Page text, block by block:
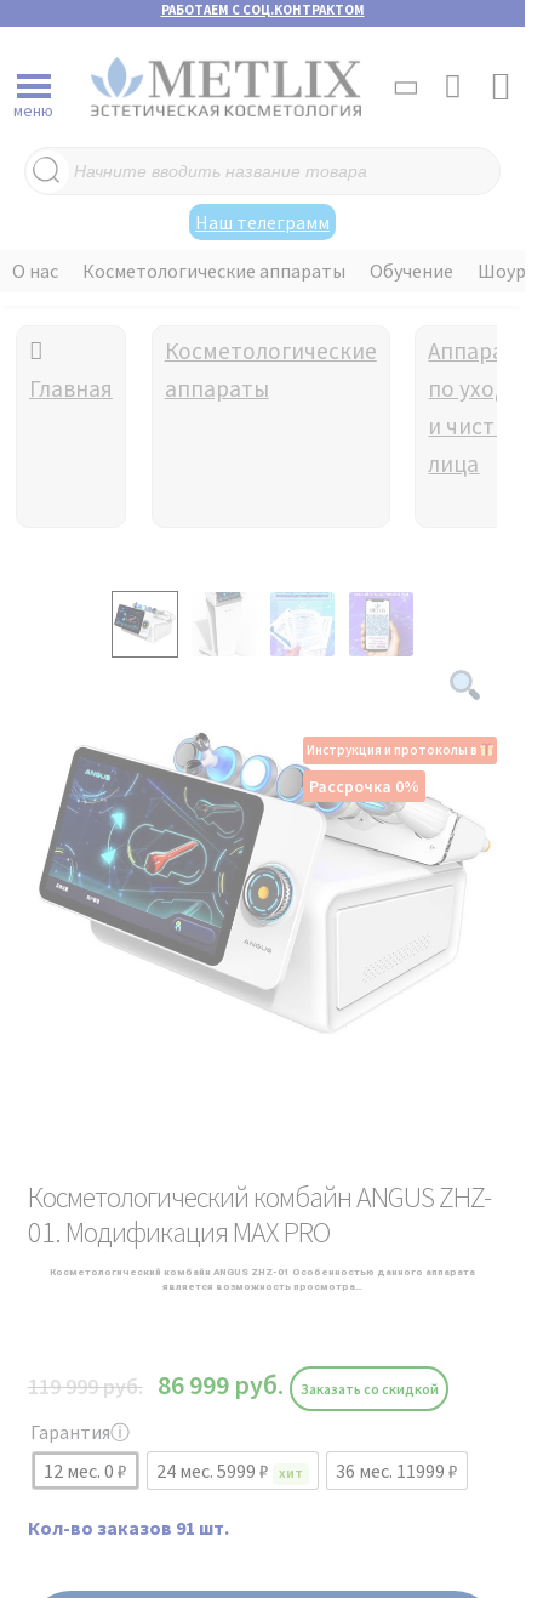
РАБОТАЕМ С СОЦ.КОНТРАКТОМ
Поиск
товаров
Наш телеграмм
меню
О нас Косметологические аппараты Обучение
Главная
Косметологические
аппараты
Аппараты
по уходу
и чистке
лица
Инструкция и протоколы в
Рассрочка 0%
Косметологический комбайн ANGUS ZHZ-
01. Модификация MAX PRO
Косметологический комбайн ANGUS ZHZ-01 Особенностью данного аппарата
является возможность просмотра…
119 999руб. 86 999 руб. Заказать со скидкой
Гарантияⓘ
12 мес. 0 ₽
24 мес. 5999 ₽ ХИТ 36 мес. 11999 ₽
Кол-во заказов 91 шт.